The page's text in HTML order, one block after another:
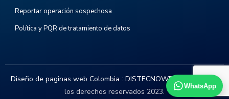
Reportar operación sospechosa
Política y PQR de tratamiento de datos
Diseño de paginas web Colombia : DISTECNOWEB.COM
. Todos
los derechos reservados 2023.
WhatsApp